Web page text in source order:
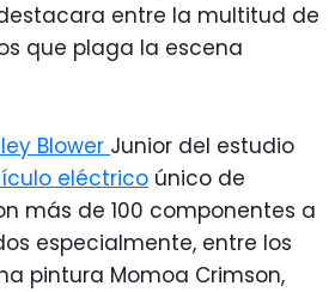
entre la multitud de
que plaga la escena
Blower Junior del estudio
eléctrico único de
más de 100 componentes a
especialmente, entre los
pintura Momoa Crimson,